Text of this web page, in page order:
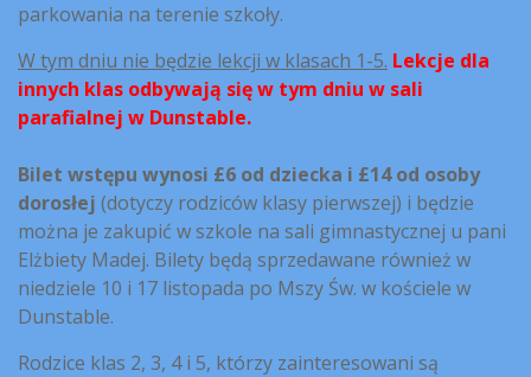
parkowania na terenie szkoły.
W tym dniu nie będzie lekcji w klasach 1-5. Lekcje dla
innych klas odbywają się w tym dniu w sali
parafialnej w Dunstable.
Bilet wstępu wynosi £6 od dziecka i £14 od osoby
dorosłej (dotyczy rodziców klasy pierwszej) i będzie
można je zakupić w szkole na sali gimnastycznej u pani
Elżbiety Madej. Bilety będą sprzedawane również w
niedziele 10 i 17 listopada po Mszy Św. w kościele w
Dunstable.
Rodzice klas 2, 3, 4 i 5, którzy zainteresowani są